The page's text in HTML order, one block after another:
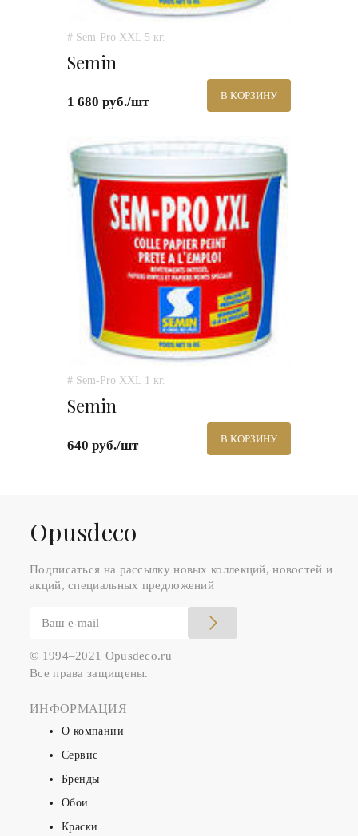
# Sem-Pro XXL 5 кг.
Semin
1 680 руб./шт В КОРЗИНУ
# Sem-Pro XXL 1 кг.
Semin
640 руб./шт В КОРЗИНУ
Оpusdeco
Подписаться на рассылку новых коллекций, новостей и
акций, специальных предложений
© 1994–2021 Opusdeco.ru
Все права защищены.
ИНФОРМАЦИЯ
О компании
Сервис
Бренды
Обои
Краски